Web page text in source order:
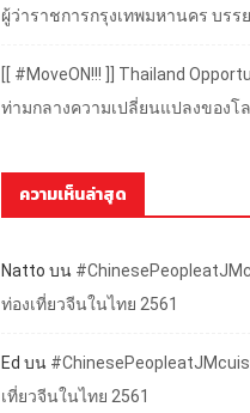
ผู้ว่าราชการกรุงเทพมหานคร บรร
[[ #MoveON!!! ]] Thailand
ท่ามกลางความเปลี่ยนแปลงของโ
ความเห็นล่าสุด
Natto บน
ท่องเที่ยวจีนในไทย 2561
Ed บน
เที่ยวจีนในไทย 2561